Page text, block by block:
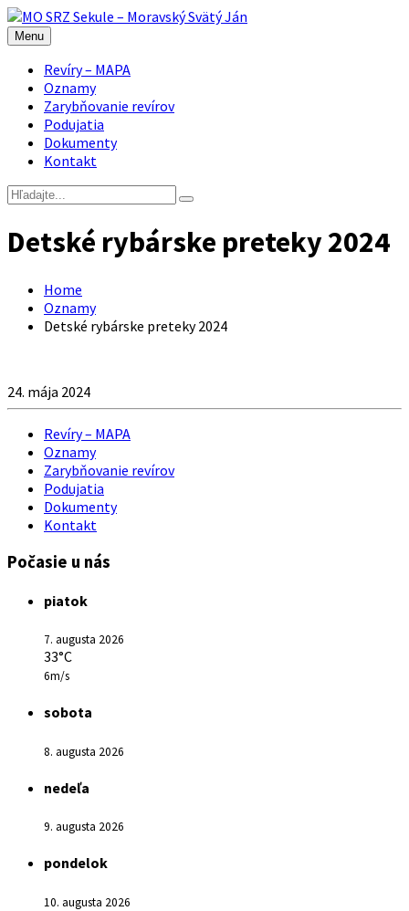
Menu
Revíry – MAPA
Oznamy
Zarybňovanie revírov
Podujatia
Dokumenty
Kontakt
Detské rybárske preteky 2024
Home
Oznamy
Detské rybárske preteky 2024
24. mája 2024
Revíry – MAPA
Oznamy
Zarybňovanie revírov
Podujatia
Dokumenty
Kontakt
Počasie u nás
piatok
7. augusta 2026
33°C
6m/s
sobota
8. augusta 2026
nedeľa
9. augusta 2026
pondelok
10. augusta 2026